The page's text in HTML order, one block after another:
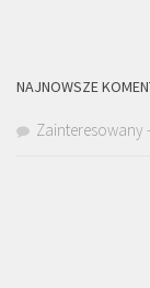
NAJNOWSZE
Zainteresowany -